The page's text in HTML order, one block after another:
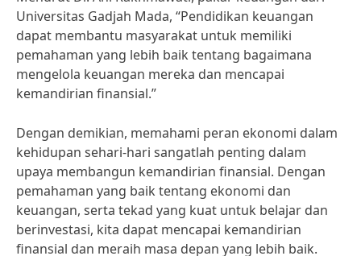
Universitas Gadjah Mada, “Pendidikan keuangan
dapat membantu masyarakat untuk memiliki
pemahaman yang lebih baik tentang bagaimana
mengelola keuangan mereka dan mencapai
kemandirian finansial.”
Dengan demikian, memahami peran ekonomi dalam
kehidupan sehari-hari sangatlah penting dalam
upaya membangun kemandirian finansial. Dengan
pemahaman yang baik tentang ekonomi dan
keuangan, serta tekad yang kuat untuk belajar dan
berinvestasi, kita dapat mencapai kemandirian
finansial dan meraih masa depan yang lebih baik.